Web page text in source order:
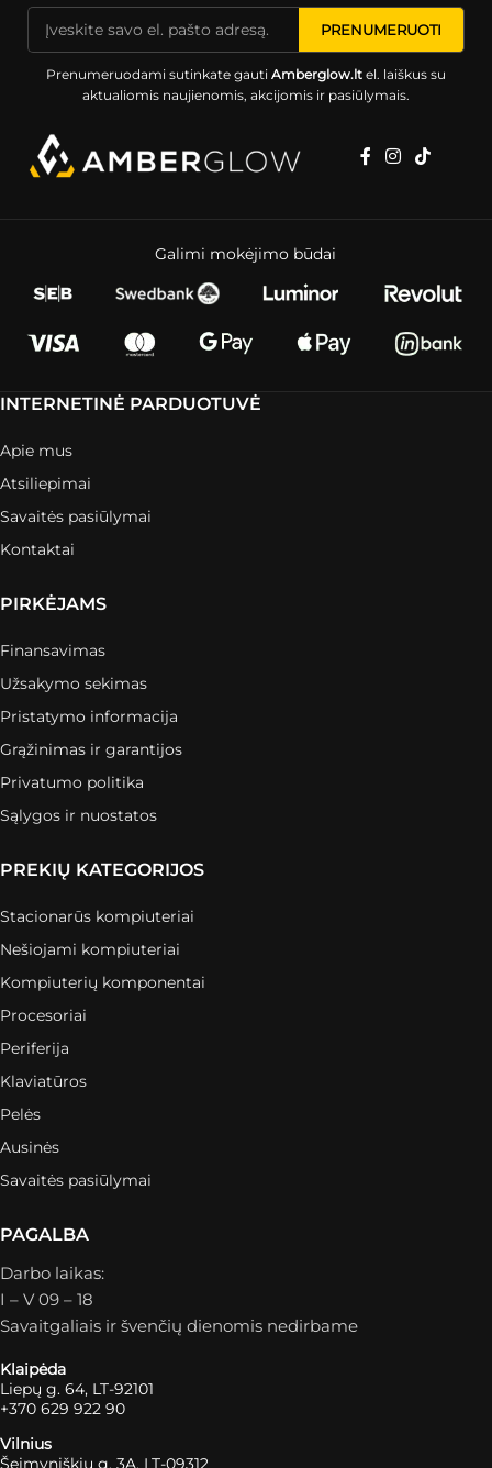
Prenumeruodami sutinkate gauti Amberglow.ltel. laiškus su
aktualiomis naujienomis, akcijomis ir pasiūlymais.
Galimi mokėjimo būdai
INTERNETINĖ PARDUOTUVĖ
Apie mus
Atsiliepimai
Savaitės pasiūlymai
Kontaktai
PIRKĖJAMS
Finansavimas
Užsakymo sekimas
Pristatymo informacija
Grąžinimas ir garantijos
Privatumo politika
Sąlygos ir nuostatos
PREKIŲ KATEGORIJOS
Stacionarūs kompiuteriai
Nešiojami kompiuteriai
Kompiuterių komponentai
Procesoriai
Periferija
Klaviatūros
Pelės
Ausinės
Savaitės pasiūlymai
PAGALBA
Darbo laikas:
I – V 09 – 18
Savaitgaliais ir švenčių dienomis nedirbame
Klaipėda
Liepų g. 64, LT-92101
+370 629 922 90
Vilnius
Šeimyniškių g. 3A, LT-09312